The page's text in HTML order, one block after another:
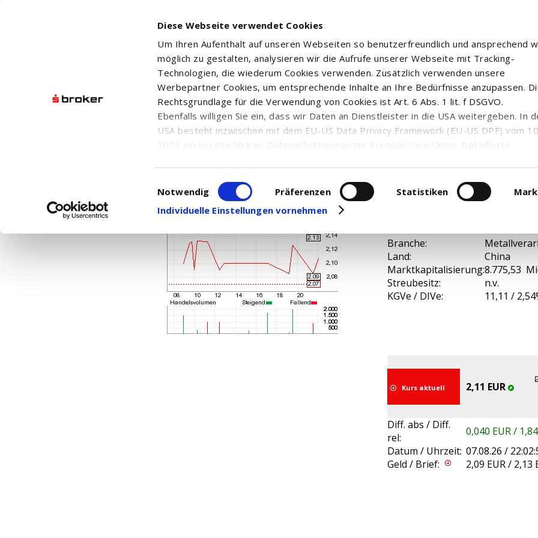
Diese Webseite verwendet Cookies
Um Ihren Aufenthalt auf unseren Webseiten so benutzerfreundlich und ansprechend
möglich zu gestalten, analysieren wir die Aufrufe unserer Webseite mit Tracking-
Technologien, die wiederum Cookies verwenden. Zusätzlich verwenden unsere
Werbepartner Cookies, um entsprechende Inhalte an Ihre Bedürfnisse anzupassen.
Rechtsgrundlage für die Verwendung von Cookies ist Art. 6 Abs. 1 lit. f DSGVO.
Ebenfalls willigen Sie ein, dass wir Daten an Dienstleister in die USA weitergeben. In
USA besteht inzwischen mit dem EU-US Data Privacy Framework (EU-US DPF) vom
2023 ein vergleichbares Datenschutzniveau zur Europäischen Union. Detaillierte
in den USA, finden Sie auf unserer Seite zumDatenschutz. Dort können Sie Ihre
Einwilligung auch jederzeit widerrufen oder anpassen.
Einwilligungsauswahl
Notwendig Präferenzen Statistiken
Individuelle Einstellungen vornehmen
CMOC GROUP LTD. 'H'
Branche:
Land:
China
Marktkapitalisierung:8.775,53
Streubesitz:
n.v.
KGVe / DIVe:
11,11 /
Kurs aktuell 2,11 EUR
Diff. abs / Diff.
rel:
0,040 EUR /
Datum / Uhrzeit: 07.08.26 /
Geld / Brief:
2,09 EUR / 2,13